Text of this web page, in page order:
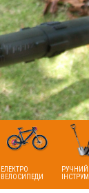
ЕЛЕКТРО
ВЕЛОСИПЕДИ
РУЧНИЙ